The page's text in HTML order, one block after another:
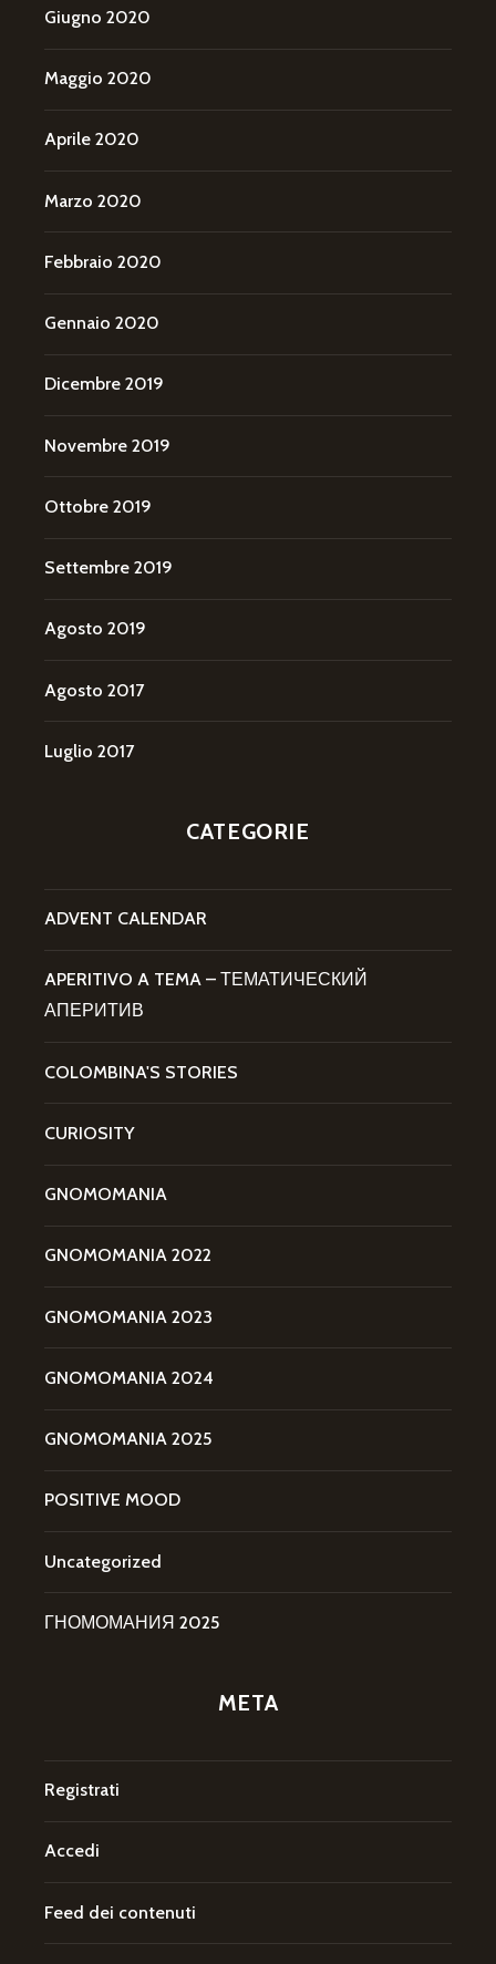
Giugno 2020
Maggio 2020
Aprile 2020
Marzo 2020
Febbraio 2020
Gennaio 2020
Dicembre 2019
Novembre 2019
Ottobre 2019
Settembre 2019
Agosto 2019
Agosto 2017
Luglio 2017
CATEGORIE
ADVENT CALENDAR
APERITIVO A TEMA – ТЕМАТИЧЕСКИЙ
АПЕРИТИВ
COLOMBINA'S STORIES
CURIOSITY
GNOMOMANIA
GNOMOMANIA 2022
GNOMOMANIA 2023
GNOMOMANIA 2024
GNOMOMANIA 2025
POSITIVE MOOD
Uncategorized
ГНОМОМАНИЯ 2025
META
Registrati
Accedi
Feed dei contenuti